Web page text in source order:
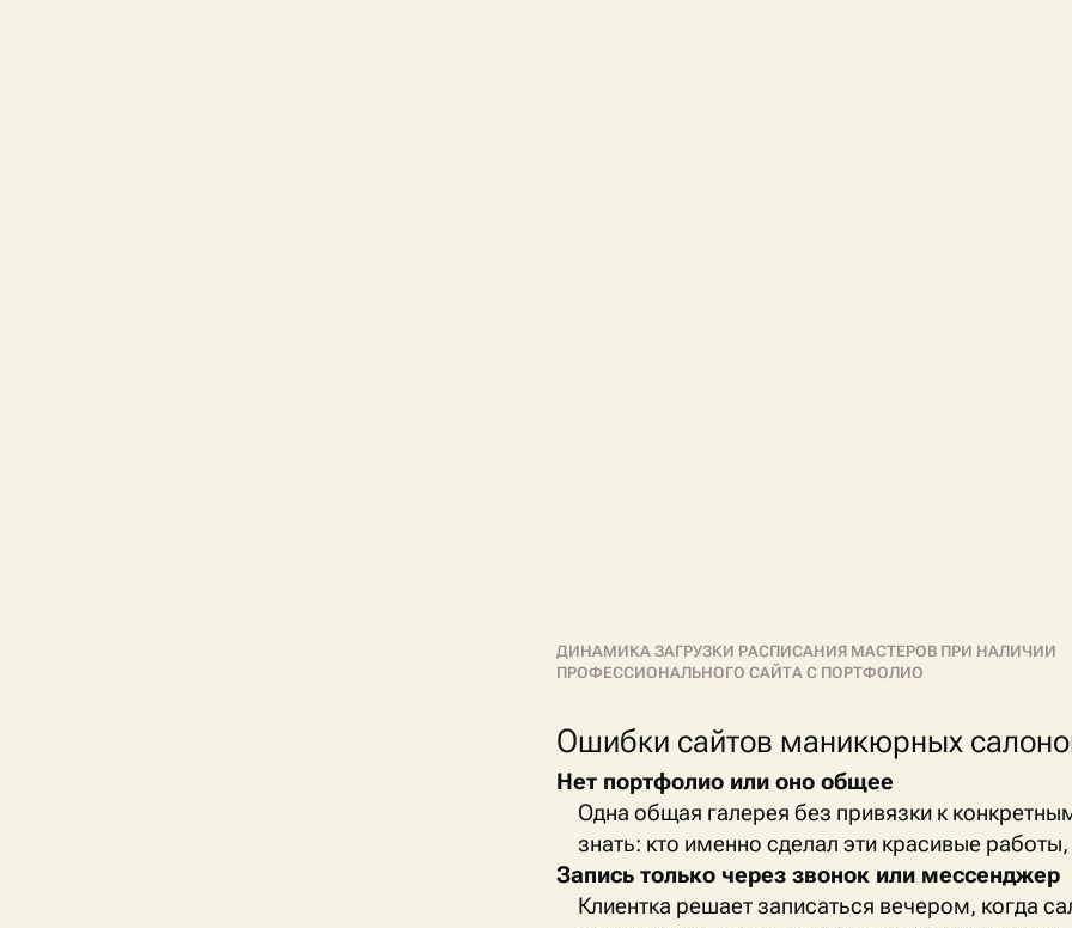
ДИНАМИКА ЗАГРУЗКИ РАСПИСАНИЯ МАСТЕРОВ ПРИ НАЛИЧИИ
ПРОФЕССИОНАЛЬНОГО САЙТА С ПОРТФОЛИО
Ошибки сайтов маникюрных
Нет портфолио или оно общее
Одна общая галерея без привязки к
знать: кто именно сделал эти красивые
Запись только через звонок или мессенджер
Клиентка решает записаться вечером, когда